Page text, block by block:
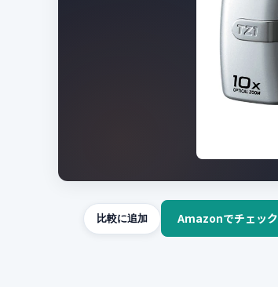
比較に追加 Amazonでチェック